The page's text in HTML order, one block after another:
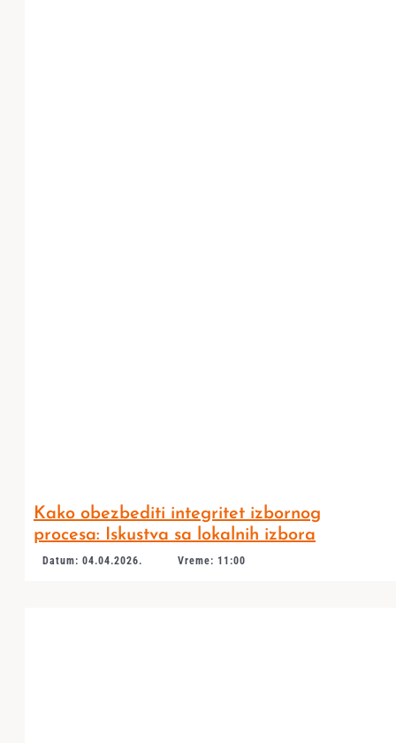
Kako obezbediti integritet izbornog
procesa: Iskustva sa lokalnih izbora
Datum: 04.04.2026. Vreme: 11:00